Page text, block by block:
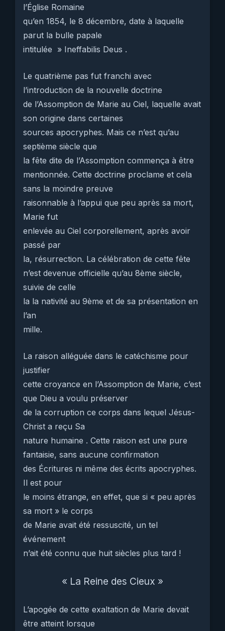
l’Église Romaine
qu’en 1854, le 8 décembre, date à laquelle
parut la bulle papale
intitulée » Ineffabilis Deus .
Le quatrième pas fut franchi avec
l’introduction de la nouvelle doctrine
de l’Assomption de Marie au Ciel, laquelle avait
son origine dans certaines
sources apocryphes. Mais ce n’est qu’au
septième siècle que
la fête dite de l’Assomption commença à être
mentionnée. Cette doctrine proclame et cela
sans la moindre preuve
raisonnable à l’appui que peu après sa mort,
Marie fut
enlevée au Ciel corporellement, après avoir
passé par
la, résurrection. La célébration de cette fête
n’est devenue officielle qu’au 8ème siècle,
suivie de celle
la la nativité au 9ème et de sa présentation en
l’an
mille.
La raison alléguée dans le catéchisme pour
justifier
cette croyance en l’Assomption de Marie, c’est
que Dieu a voulu préserver
de la corruption ce corps dans lequel Jésus-
Christ a reçu Sa
nature humaine . Cette raison est une pure
fantaisie, sans aucune confirmation
des Écritures ni même des écrits apocryphes.
Il est pour
le moins étrange, en effet, que si « peu après
sa mort » le corps
de Marie avait été ressuscité, un tel
événement
n’ait été connu que huit siècles plus tard !
« La Reine des Cieux »
L’apogée de cette exaltation de Marie devait
être atteint lorsque